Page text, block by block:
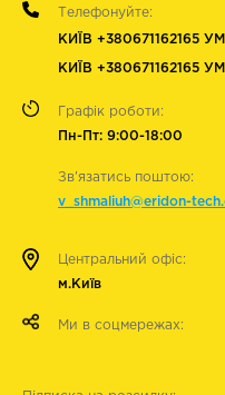
Телефонуйте:
КИЇВ +380671162165
КИЇВ +380671162165
Графік роботи:
Пн-Пт: 9:00-18:00
Зв'язатись поштою:
v_shmaliuh@eridon-
Центральний офіс:
м.Київ
Ми в соцмережах: